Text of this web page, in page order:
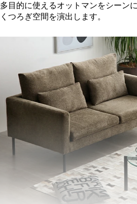
多目的に使えるオットマンをシーン
くつろぎ空間を演出します。